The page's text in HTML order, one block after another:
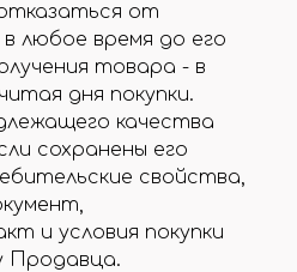
от
любое время до его
товара - в
дня покупки.
качества
сохранены его
свойства,
и условия покупки
Продавца.